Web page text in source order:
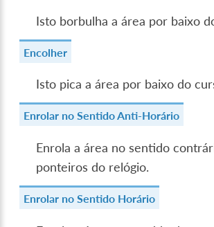
Isto borbulha a área por baixo
Encolher
Isto pica a área por baixo do
Enrolar no Sentido Anti-Horário
Enrola a área no sentido
ponteiros do relógio.
Enrolar no Sentido Horário